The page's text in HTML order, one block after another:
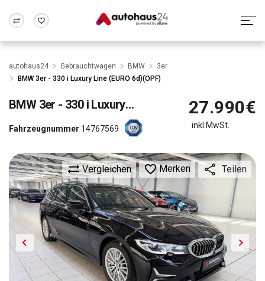
Zum Antrag
Wir bewerten dein Auto
Alle Fragen & Antworten
Rund um die Inzahlungnahme
FrankfurtWuppertal
autohaus24 Gebrauchtwagen BMW
3er
BMW 3er - 330 i Luxury Line (EURO 6d)(OPF)
BMW 3er - 330 i Luxury Line (EURO 6d)(OPF)
Fahrzeugnummer 14767569
Vergleichen Merken Teilen
27.990€
inkl.MwSt.